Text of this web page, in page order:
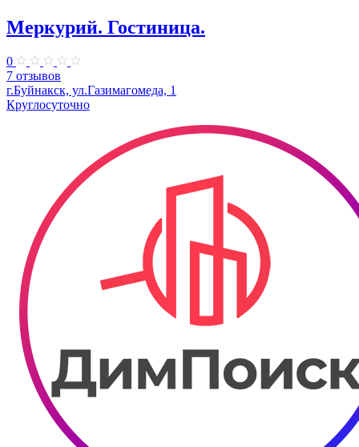
Меркурий. Гостиница.
0
7 отзывов
г.Буйнакск, ул.Газимагомеда, 1
Круглосуточно